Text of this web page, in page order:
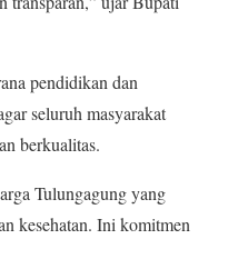
pendidikan dan
seluruh masyarakat
berkualitas.
Tulungagung yang
kesehatan. Ini komitmen